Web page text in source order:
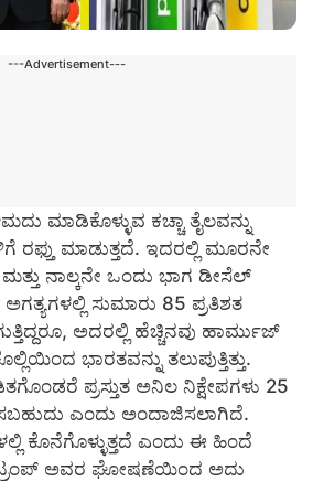
---Advertisement---
ಮಾಡಿಕೊಳ್ಳುವ ಕಚ್ಚಾ ತೈಲವನ್ನು
ರಫ್ತು ಮಾಡುತ್ತದೆ. ಇದರಲ್ಲಿ ಮೂರನೇ
ನಾಲ್ಕನೇ ಒಂದು ಭಾಗ ಡೀಸೆಲ್
ಸುಮಾರು 85 ಪ್ರತಿಶತ
ಅದರಲ್ಲಿ ಹೆಚ್ಚಿನವು ಹಾರ್ಮುಜ್
ಭಾರತವನ್ನು ತಲುಪುತ್ತಿತ್ತು.
ಪ್ರಸ್ತುತ ಅನಿಲ ನಿಕ್ಷೇಪಗಳು 25
ಎಂದು ಅಂದಾಜಿಸಲಾಗಿದೆ.
ಕೊನೆಗೊಳ್ಳುತ್ತದೆ ಎಂದು ಈ ಹಿಂದೆ
ಟ್ರಂಪ್ ಅವರ ಘೋಷಣೆಯಿಂದ ಅದು